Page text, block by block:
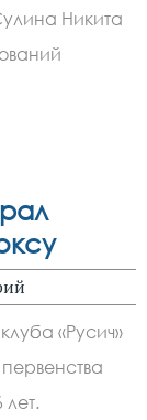
Никита
«Русич»